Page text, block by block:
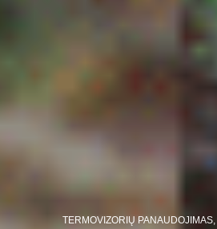
TERMOVIZORIŲ PANAUDOJIMAS,